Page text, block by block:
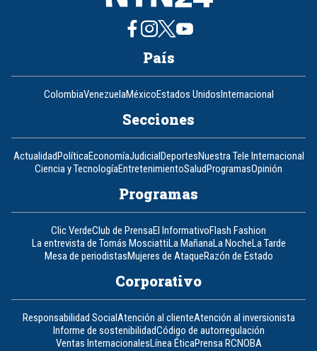
País
ColombiaVenezuelaMéxicoEstados UnidosInternacional
Secciones
ActualidadPolíticaEconomíaJudicialDeportesNuestra Tele Internacional
Ciencia y TecnologíaEntretenimientoSaludProgramasOpinión
Programas
Clic VerdeClub de PrensaEl InformativoFlash Fashion
La entrevista de Tomás MosciattiLa MañanaLa NocheLa Tarde
Mesa de periodistasMujeres de AtaqueRazón de Estado
Corporativo
Responsabilidad SocialAtención al clienteAtención al inversionista
Informe de sostenibilidadCódigo de autorregulación
Ventas InternacionalesLínea ÉticaPrensa RCNOBA